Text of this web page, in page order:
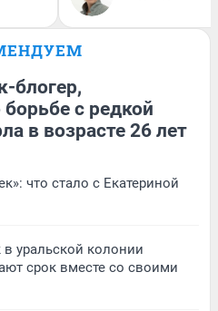
блогер,
с редкой
в возрасте 26 лет
что стало с Екатериной
уральской колонии
срок вместе со своими